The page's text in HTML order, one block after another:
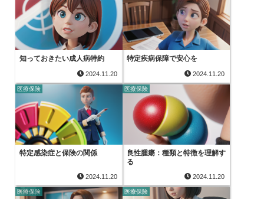
知っておきたい成人病特約
2024.11.20
特定疾病保障で安心を
2024.11.20
医療保険
特定感染症と保険の関係
2024.11.20
医療保険
良性腫瘍：種類と特徴を理解す
る
2024.11.20
医療保険 医療保険